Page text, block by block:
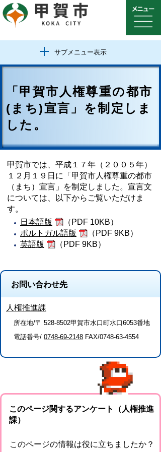
サブメニュー表示
「甲賀市人権尊重の都市
(まち)宣言」を制定しま
した。
甲賀市では、平成１７年（２００５年）
１２月１９日に「甲賀市人権尊重の都市
（まち）宣言」を制定しました。宣言文
については、以下からご覧いただけま
す。
日本語版
（PDF 10KB）
ポルトガル語版
（PDF 9KB）
英語版
（PDF 9KB）
お問い合わせ先
人権推進課
所在地/〒 528-8502甲賀市水口町水口6053番地
電話番号/ 0748-69-2148 FAX/0748-63-4554
このページ関するアンケート（人権推進
課）
このページの情報は役に立ちましたか？